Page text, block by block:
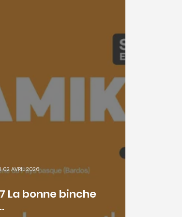
02 AVRIL 2026
La bonne binche